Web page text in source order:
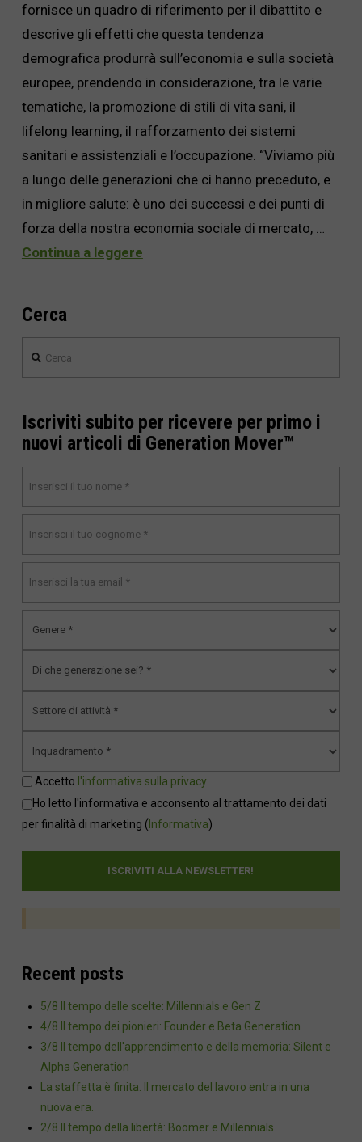
fornisce un quadro di riferimento per il dibattito e
descrive gli effetti che questa tendenza
demografica produrrà sull’economia e sulla società
europee, prendendo in considerazione, tra le varie
tematiche, la promozione di stili di vita sani, il
lifelong learning, il rafforzamento dei sistemi
sanitari e assistenziali e l’occupazione. “Viviamo più
a lungo delle generazioni che ci hanno preceduto, e
in migliore salute: è uno dei successi e dei punti di
forza della nostra economia sociale di mercato, …
Continua a leggere
Cerca
Iscriviti subito per ricevere per primo i
nuovi articoli di Generation Mover™
Accetto l'informativa sulla privacy
Ho letto l'informativa e acconsento al trattamento dei dati
per finalità di marketing ( Informativa)
Recent posts
5/8 Il tempo delle scelte: Millennials e Gen Z
4/8 Il tempo dei pionieri: Founder e Beta Generation
3/8 Il tempo dell'apprendimento e della memoria: Silent e
Alpha Generation
La staffetta è finita. Il mercato del lavoro entra in una
nuova era.
2/8 Il tempo della libertà: Boomer e Millennials